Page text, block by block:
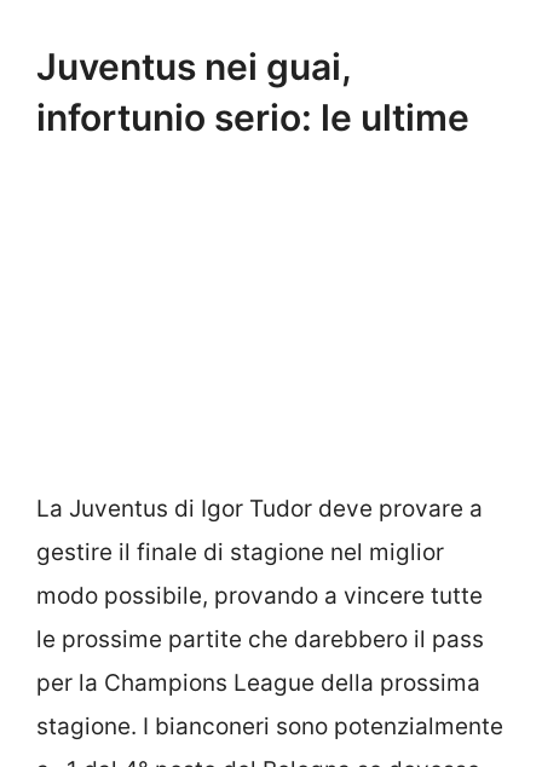
Juventus nei guai,
infortunio serio: le ultime
La Juventus di Igor Tudor deve provare a
gestire il finale di stagione nel miglior
modo possibile, provando a vincere tutte
le prossime partite che darebbero il pass
per la Champions League della prossima
stagione. I bianconeri sono potenzialmente